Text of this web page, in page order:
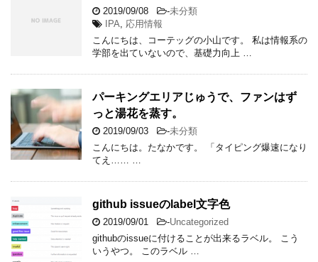
2019/09/08 -未分類
IPA
応用情報
こんにちは、コーテッグの小山です。 私は情報系の
学部を出ていないので、基礎力向上 …
パーキングエリアじゅうで、ファンはず
っと湯花を蒸す。
2019/09/03 -未分類
こんにちは。たなかです。 「タイピング爆速になり
てえ…… …
github issueのlabel文字色
2019/09/01 -Uncategorized
githubのissueに付けることが出来るラベル。 こう
いうやつ。 このラベル …